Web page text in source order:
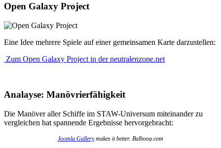
Open Galaxy Project
Eine Idee mehrere Spiele auf einer gemeinsamen Karte darzustellen:
Zum Open Galaxy Project in der neutralenzone.net
Analayse: Manövrierfähigkeit
Die Manöver aller Schiffe im STAW-Universum miteinander zu
vergleichen hat spannende Ergebnisse hervorgebracht:
Joomla Gallerymakes it better. Balbooa.com